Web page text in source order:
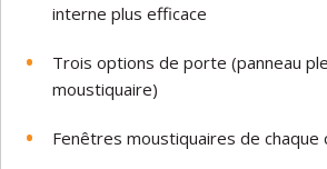
interne plus efficace
Trois options de porte (panneau
moustiquaire)
Fenêtres moustiquaires de